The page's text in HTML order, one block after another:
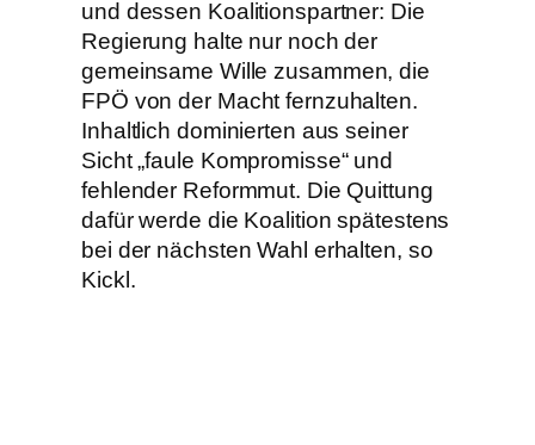
und dessen Koalitionspartner: Die
Regierung halte nur noch der
gemeinsame Wille zusammen, die
FPÖ von der Macht fernzuhalten.
Inhaltlich dominierten aus seiner
Sicht „faule Kompromisse“ und
fehlender Reformmut. Die Quittung
dafür werde die Koalition spätestens
bei der nächsten Wahl erhalten, so
Kickl.